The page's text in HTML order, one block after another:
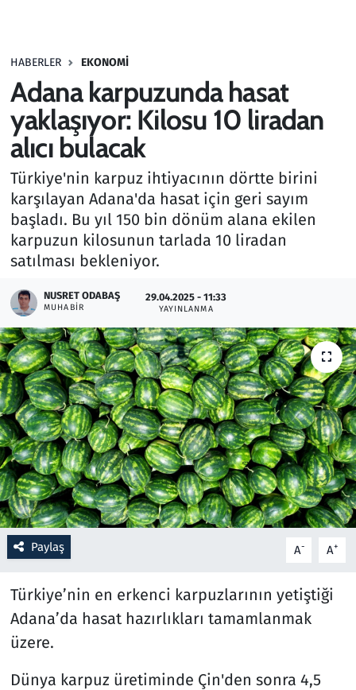
HABERLER EKONOMI
Adana karpuzunda hasat
yaklaşıyor: Kilosu 10 liradan
alıcı bulacak
Türkiye'nin karpuz ihtiyacının dörtte birini
karşılayan Adana'da hasat için geri sayım
başladı. Bu yıl 150 bin dönüm alana ekilen
karpuzun kilosunun tarlada 10 liradan
satılması bekleniyor.
NUSRET ODABAŞ
MUHABIR
29.04.2025 - 11:33
YAYINLANMA
Paylaş A- A+
Türkiye’nin en erkenci karpuzlarının yetiştiği
Adana’da hasat hazırlıkları tamamlanmak
üzere.
Dünya karpuz üretiminde Çin'den sonra 4,5
Haber
Kültür Sanat
Kurumsal Haberler
Lezzet Durağı
Memur ve Kamu
Otomobil
Oyun
Ramazan
Resmi İlanlar
Rüya Tabirleri
Sağlık
Savunma Sanayi
Seçim 2023
Spor
Teknoloji ve Bilim
Televizyon